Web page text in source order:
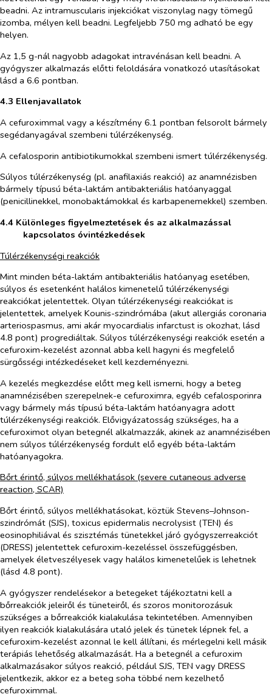
beadni. Az intramuscularis injekciókat viszonylag nagy tömegű
izomba, mélyen kell beadni. Legfeljebb 750 mg adható be egy
helyen.
Az 1,5 g-nál nagyobb adagokat intravénásan kell beadni. A
gyógyszer alkalmazás előtti feloldására vonatkozó utasításokat
lásd a 6.6 pontban.
4.3 Ellenjavallatok
A cefuroximmal vagy a készítmény 6.1 pontban felsorolt bármely
segédanyagával szembeni túlérzékenység.
A cefalosporin antibiotikumokkal szembeni ismert túlérzékenység.
Súlyos túlérzékenység (pl. anafilaxiás reakció) az anamnézisben
bármely típusú béta-laktám antibakteriális hatóanyaggal
(penicillinekkel, monobaktámokkal és karbapenemekkel) szemben.
4.4 Különleges figyelmeztetések és az alkalmazással
kapcsolatos óvintézkedések
Túlérzékenységi reakciók
Mint minden béta-laktám antibakteriális hatóanyag esetében,
súlyos és esetenként halálos kimenetelű túlérzékenységi
reakciókat jelentettek. Olyan túlérzékenységi reakciókat is
jelentettek, amelyek Kounis-szindrómába (akut allergiás coronaria
arteriospasmus, ami akár myocardialis infarctust is okozhat, lásd
4.8 pont) progrediáltak. Súlyos túlérzékenységi reakciók esetén a
cefuroxim-kezelést azonnal abba kell hagyni és megfelelő
sürgősségi intézkedéseket kell kezdeményezni.
A kezelés megkezdése előtt meg kell ismerni, hogy a beteg
anamnézisében szerepelnek-e cefuroximra, egyéb cefalosporinra
vagy bármely más típusú béta-laktám hatóanyagra adott
túlérzékenységi reakciók. Elővigyázatosság szükséges, ha a
cefuroximot olyan betegnél alkalmazzák, akinek az anamnézisében
nem súlyos túlérzékenység fordult elő egyéb béta-laktám
hatóanyagokra.
Bőrt érintő, súlyos mellékhatások (severe cutaneous adverse
reaction, SCAR)
Bőrt érintő, súlyos mellékhatásokat, köztük Stevens–Johnson-
szindrómát (SJS), toxicus epidermalis necrolysist (TEN) és
eosinophiliával és szisztémás tünetekkel járó gyógyszerreakciót
(DRESS) jelentettek cefuroxim-kezeléssel összefüggésben,
amelyek életveszélyesek vagy halálos kimenetelűek is lehetnek
(lásd 4.8 pont).
A gyógyszer rendelésekor a betegeket tájékoztatni kell a
bőrreakciók jeleiről és tüneteiről, és szoros monitorozásuk
szükséges a bőrreakciók kialakulása tekintetében. Amennyiben
ilyen reakciók kialakulására utaló jelek és tünetek lépnek fel, a
cefuroxim-kezelést azonnal le kell állítani, és mérlegelni kell másik
terápiás lehetőség alkalmazását. Ha a betegnél a cefuroxim
alkalmazásakor súlyos reakció, például SJS, TEN vagy DRESS
jelentkezik, akkor ez a beteg soha többé nem kezelhető
cefuroximmal.